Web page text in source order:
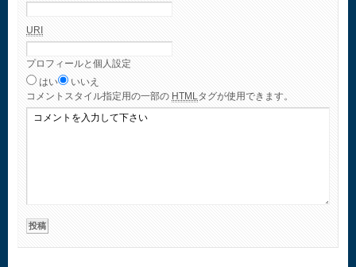
URI
プロフィールと個人設定
はい
いいえ
コメント スタイル指定用の一部の HTMLタグが使用できます。